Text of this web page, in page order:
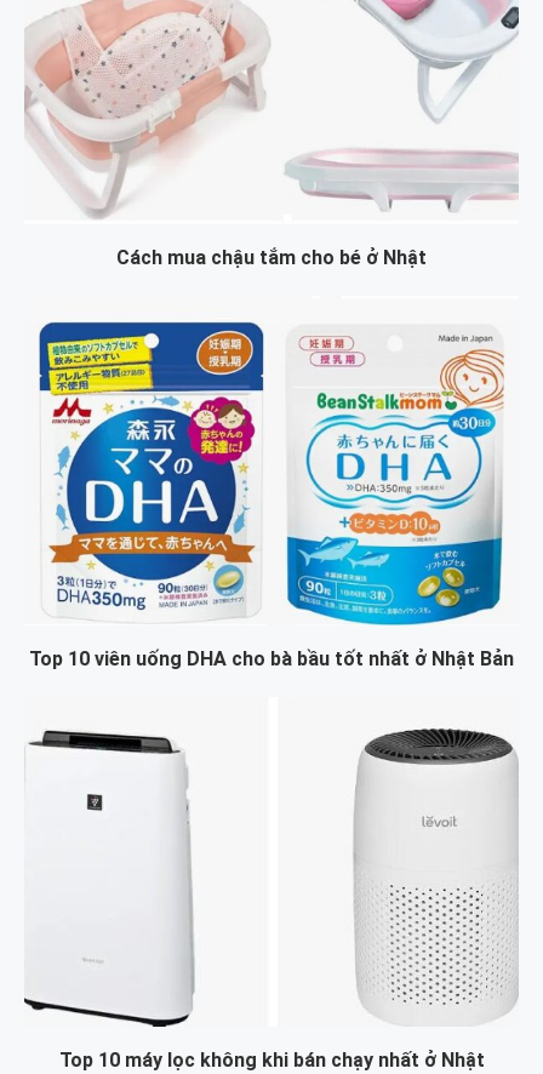
Cách mua chậu tắm cho bé ở Nhật
Top 10 viên uống DHA cho bà bầu tốt nhất ở Nhật Bản
Top 10 máy lọc không khi bán chạy nhất ở Nhật